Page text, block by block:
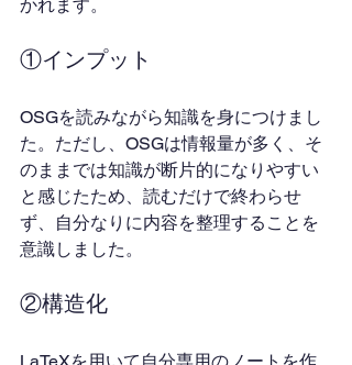
かれます。
①インプット
OSGを読みながら知識を身につけまし
た。ただし、OSGは情報量が多く、そ
のままでは知識が断片的になりやすい
と感じたため、読むだけで終わらせ
ず、自分なりに内容を整理することを
意識しました。
②構造化